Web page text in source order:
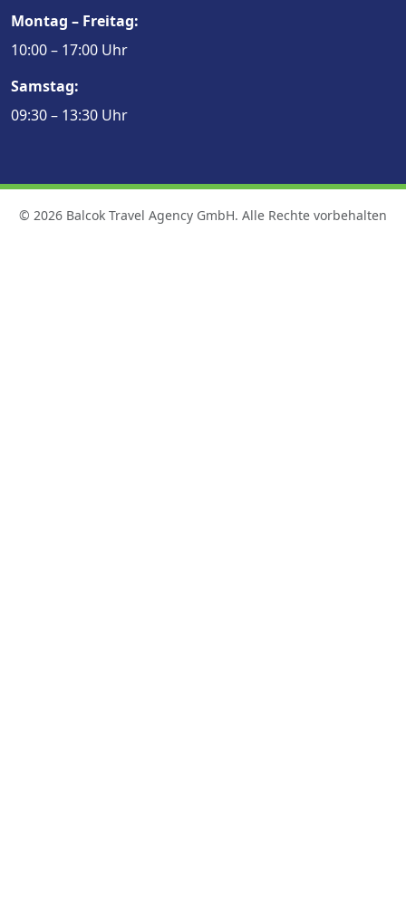
Montag – Freitag:
10:00 – 17:00 Uhr
Samstag:
09:30 – 13:30 Uhr
© 2026 Balcok Travel Agency GmbH. Alle Rechte vorbehalten